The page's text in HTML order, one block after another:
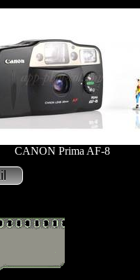
CANON Prima AF-8